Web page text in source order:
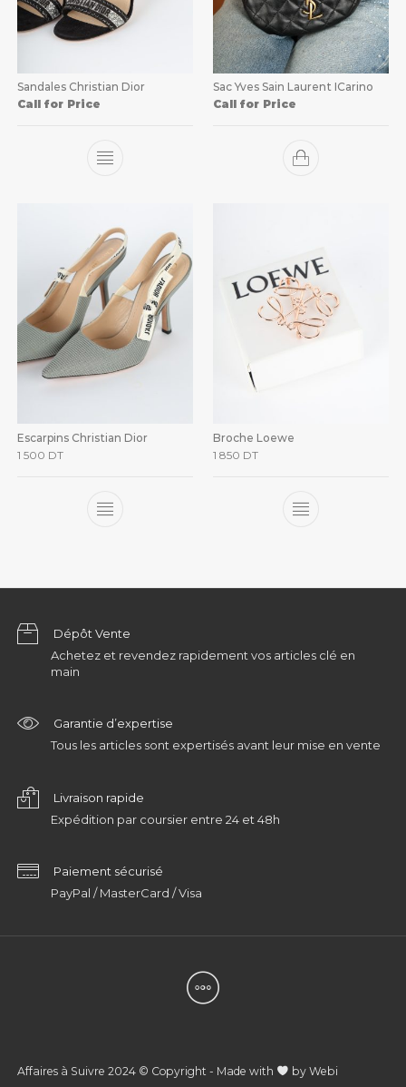
Sandales Christian Dior
Call for Price
Sac Yves Sain Laurent ICarino
Call for Price
Escarpins Christian Dior
1 500 DT
Broche Loewe
1 850 DT
Dépôt Vente
Achetez et revendez rapidement vos articles clé en
main
Garantie d’expertise
Tous les articles sont expertisés avant leur mise en vente
Livraison rapide
Expédition par coursier entre 24 et 48h
Paiement sécurisé
PayPal / MasterCard / Visa
Affaires à Suivre 2024 © Copyright - Made with by Webi